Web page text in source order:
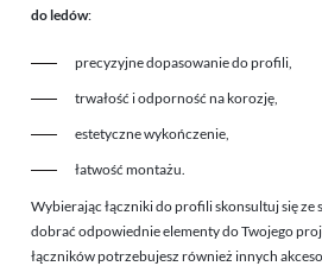
do ledów:
precyzyjne dopasowanie do profili,
trwałość i odporność na korozję,
estetyczne wykończenie,
łatwość montażu.
Wybierając łączniki do profili skonsultuj się ze
dobrać odpowiednie elementy do Twojego
łączników potrzebujesz również innych